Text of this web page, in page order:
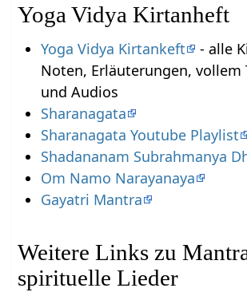
Yoga Vidya Kirtanheft
Yoga Vidya Kirtankeft
- alle
Noten, Erläuterungen, vollem
und Audios
Sharanagata
Sharanagata Youtube Playlist
Shadananam Subrahmanya
Om Namo Narayanaya
Gayatri Mantra
Weitere Links zu
spirituelle Lieder